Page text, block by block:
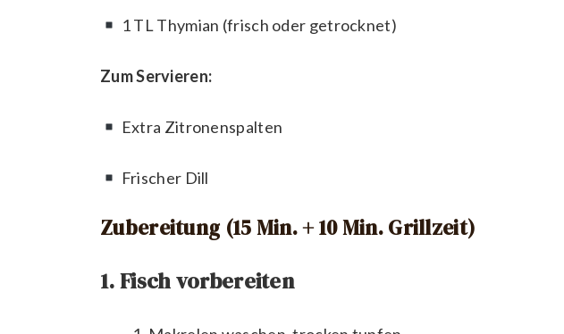
1 TL Thymian (frisch oder getrocknet)
Zum Servieren:
Extra Zitronenspalten
Frischer Dill
Zubereitung (15 Min. + 10 Min. Grillzeit)
1. Fisch vorbereiten